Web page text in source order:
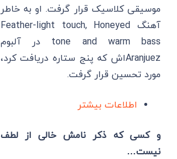
موسیقی کلاسیک قرار گرفت. او به خاطر
آهنگ Feather-light touch, Honeyed
tone and warm bass در آلبوم
Aranjuezاش که پنج ستاره دریافت کرد،
مورد تحسین قرار گرفت.
اطلاعات بیشتر
و کسی که ذکر نامش خالی از لطف
نیست…